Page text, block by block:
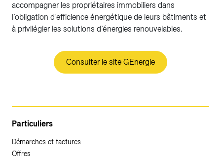
accompagner les propriétaires immobiliers dans
l’obligation d’efficience énergétique de leurs bâtiments et
à privilégier les solutions d’énergies renouvelables.
Consulter le site GEnergie
Particuliers
Démarches et factures
Offres